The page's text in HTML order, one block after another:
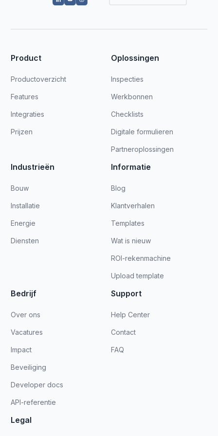
Product
Productoverzicht
Features
Integraties
Prijzen
Oplossingen
Inspecties
Werkbonnen
Checklists
Digitale formulieren
Partneroplossingen
Industrieën
Bouw
Installatie
Energie
Diensten
Informatie
Blog
Klantverhalen
Templates
Wat is nieuw
ROI-rekenmachine
Upload template
Bedrijf
Over ons
Vacatures
Impact
Beveiliging
Developer docs
API-referentie
Support
Help Center
Contact
FAQ
Legal